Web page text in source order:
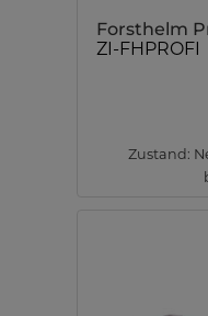
Forsthelm
ZI-FHPROFI
Zustand: